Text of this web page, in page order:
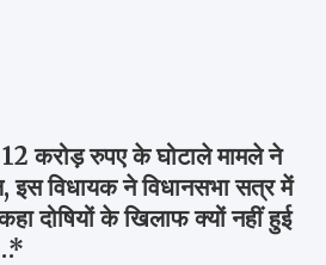
करोड़ रुपए के घोटाले मामले ने
इस विधायक ने विधानसभा सत्र में
दोषियों के खिलाफ क्यों नहीं हुई